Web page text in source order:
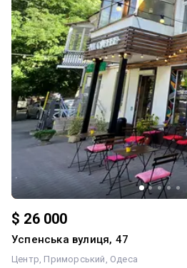
$ 26 000
Успенська вулиця, 47
Центр Приморський Одеса